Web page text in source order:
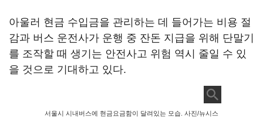
아울러 현금 수입금을 관리하는 데 들어가는 비용 절
감과 버스 운전사가 운행 중 잔돈 지급을 위해 단말기
를 조작할 때 생기는 안전사고 위험 역시 줄일 수 있
을 것으로 기대하고 있다.
서울시 시내버스에 현금요금함이 달려있는 모습. 사진/뉴시스